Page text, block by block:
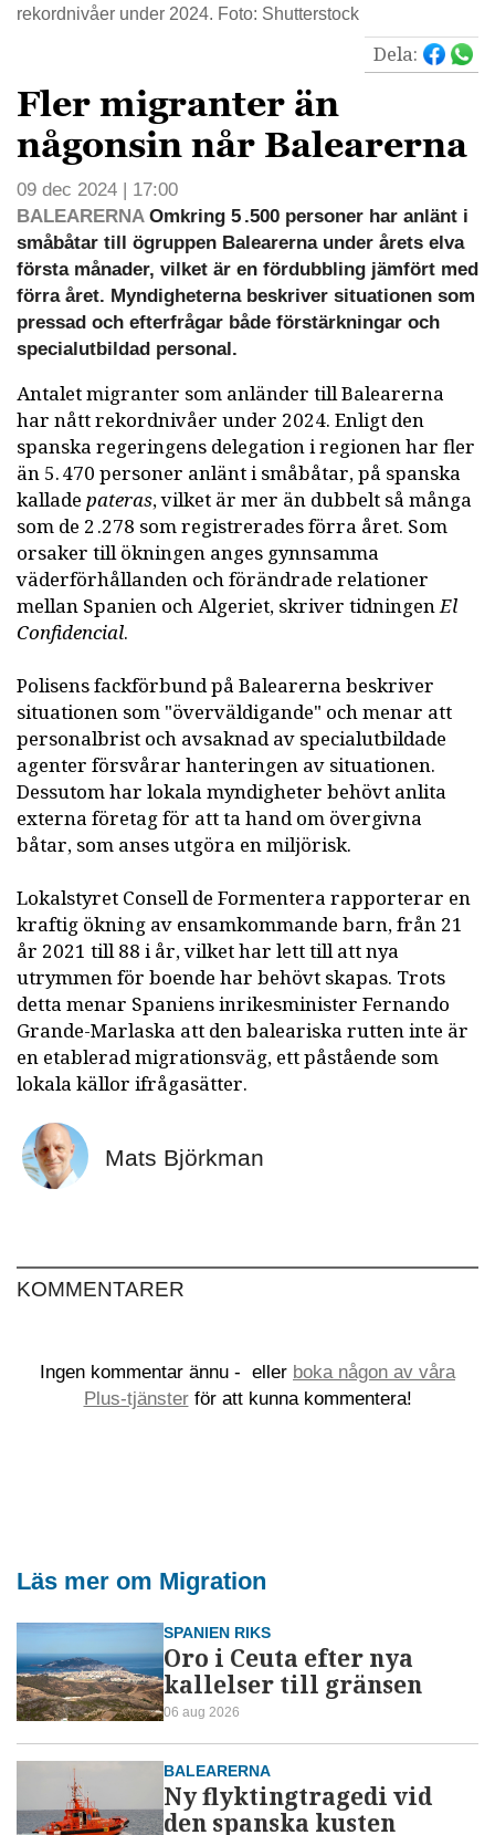
rekordnivåer under 2024. Foto: Shutterstock
Dela:
Fler migranter än
någonsin når Balearerna
09 dec 2024 | 17:00
BALEARERNAOmkring 5 .500 personer har anlänt i
småbåtar till ögruppen Balearerna under årets elva
första månader, vilket är en fördubbling jämfört med
förra året. Myndigheterna beskriver situationen som
pressad och efterfrågar både förstärkningar och
specialutbildad personal.
Antalet migranter som anländer till Balearerna
har nått rekordnivåer under 2024. Enligt den
spanska regeringens delegation i regionen har fler
än 5. 470 personer anlänt i småbåtar, på spanska
kallade pateras, vilket är mer än dubbelt så många
som de 2 .278 som registrerades förra året. Som
orsaker till ökningen anges gynnsamma
väderförhållanden och förändrade relationer
mellan Spanien och Algeriet, skriver tidningenEl
Confidencial.
Polisens fackförbund på Balearerna beskriver
situationen som "överväldigande" och menar att
personalbrist och avsaknad av specialutbildade
agenter försvårar hanteringen av situationen.
Dessutom har lokala myndigheter behövt anlita
externa företag för att ta hand om övergivna
båtar, som anses utgöra en miljörisk.
Lokalstyret Consell de Formentera rapporterar en
kraftig ökning av ensamkommande barn, från 21
år 2021 till 88 i år, vilket har lett till att nya
utrymmen för boende har behövt skapas. Trots
detta menar Spaniens inrikesminister Fernando
Grande-Marlaska att den baleariska rutten inte är
en etablerad migrationsväg, ett påstående som
lokala källor ifrågasätter.
Mats Björkman
KOMMENTARER
Ingen kommentar ännu - eller boka någon av våra
Plus-tjänsterför att kunna kommentera!
Läs mer om Migration
SPANIEN RIKS
Oro i Ceuta efter nya
kallelser till gränsen
06 aug 2026
BALEARERNA
Ny flyktingtragedi vid
den spanska kusten